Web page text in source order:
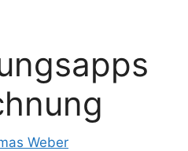
Weber